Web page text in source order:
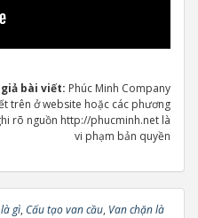
bài viết: Phúc Minh Company
trên ở website hoặc các phương
rõ nguồn http://phucminh.net là
vi phạm bản quyền
gì, Cấu tạo van cầu, Van chặn là